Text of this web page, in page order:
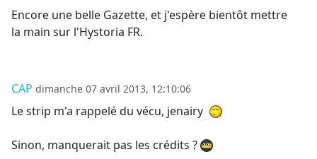
Encore une belle Gazette, et j'espère bientôt mettre
la main sur l'Hystoria FR.
CAP dimanche 07 avril 2013, 12:10:06
Le strip m'a rappelé du vécu, jenairy
Sinon, manquerait pas les crédits ?